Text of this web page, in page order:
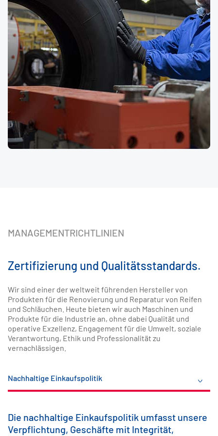
MANAGEMENTRICHTLINIEN
Zertifizierung und Qualitätsstandards.
Wir sind einer der weltweit führenden Hersteller von
Produkten für die Renovierung und Reparatur von Reifen
und Schläuchen. Heute bieten wir auch Maschinen und
Produkte für die Industrie an, ohne dabei Qualität und
operative Exzellenz, Engagement für die Umwelt, soziale
Verantwortung, Ethik und Professionalität zu
vernachlässigen.
Nachhaltige Einkaufspolitik
Die nachhaltige Einkaufspolitik umfasst unsere
Verpflichtung, Geschäfte mit Integrität,
Die Datensicherheit dient dem Schutz vor den
verschiedenen Arten bestehender
Im Bewusstsein unserer Verpflichtung, die
Menschenrechte und faire Arbeitspraktiken zu
In dem Bewusstsein, dass alle Unfälle
vermieden werden können und dass wir alle für
Wie sehr Vipal sich auch weiterentwickelt und
seine Leistung erweitert hat, das Ziel war und